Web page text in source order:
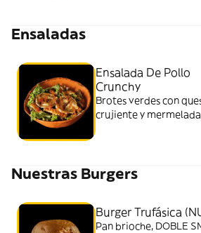
Ensaladas
Ensalada De Pollo
Crunchy
Brotes verdes con
crujiente y
Nuestras Burgers
Burger Trufásica
Pan brioche, DOBLE